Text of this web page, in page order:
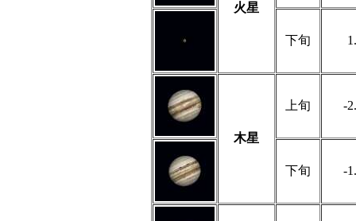
火星
下旬
木星
上旬 -
下旬 -